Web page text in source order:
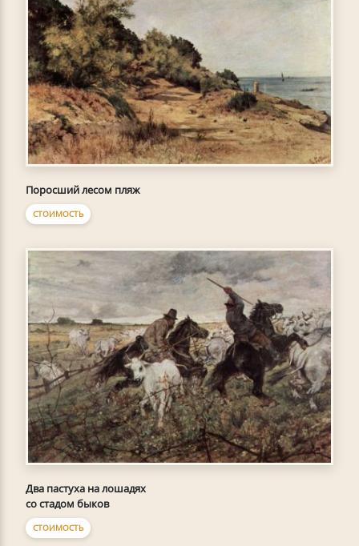
Поросший лесом пляж
СТОИМОСТЬ
Два пастуха на лошадях
со стадом быков
СТОИМОСТЬ